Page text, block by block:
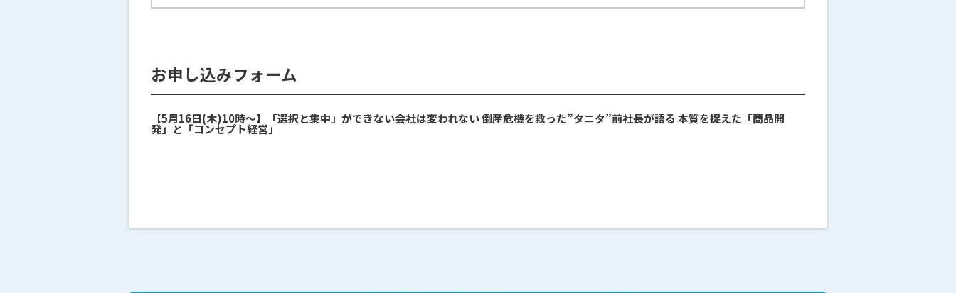
お申し込みフォーム
【5月16日(木)10時～】「選択と集中」ができない会社は変われない 倒産危機を救った”タニタ”前社長が語る 本質を捉えた「商品開
発」と「コンセプト経営」